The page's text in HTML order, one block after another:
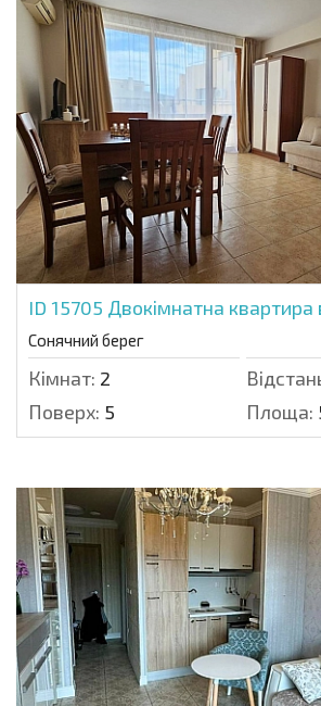
ID 15705 Двокімнатна квартира
Сонячний берег
Кімнат: 2
Поверх: 5 Площа: